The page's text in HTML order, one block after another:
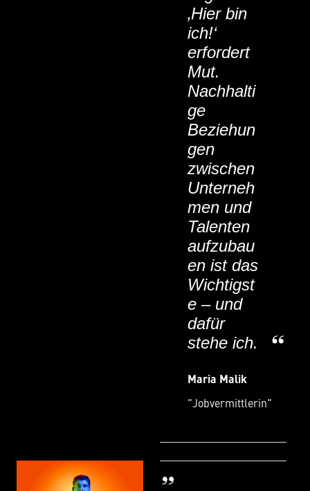
‚Hier bin
ich!‘
erfordert
Mut.
Nachhalti
ge
Beziehun
gen
zwischen
Unterneh
men und
Talenten
aufzubau
en ist das
Wichtigst
e – und
dafür
stehe ich.
Maria Malik
"Jobvermittlerin"